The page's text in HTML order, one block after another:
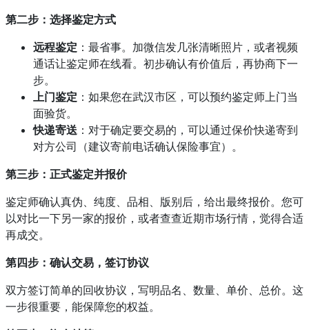
第二步：选择鉴定方式
远程鉴定 ：最省事。加微信发几张清晰照片，或者视频
通话让鉴定师在线看。初步确认有价值后，再协商下一
步。
上门鉴定 ：如果您在武汉市区，可以预约鉴定师上门当
面验货。
快递寄送 ：对于确定要交易的，可以通过保价快递寄到
对方公司（建议寄前电话确认保险事宜）。
第三步：正式鉴定并报价
鉴定师确认真伪、纯度、品相、版别后，给出最终报价。您可
以对比一下另一家的报价，或者查查近期市场行情，觉得合适
再成交。
第四步：确认交易，签订协议
双方签订简单的回收协议，写明品名、数量、单价、总价。这
一步很重要，能保障您的权益。